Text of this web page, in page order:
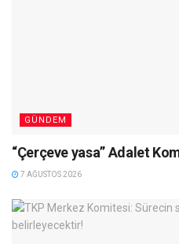
GÜNDEM
“Çerçeve yasa” Adalet
7 AĞUSTOS 2026